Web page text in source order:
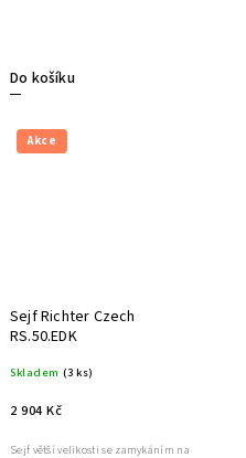
Do košíku
Akce
Sejf Richter Czech
RS.50.EDK
Skladem (3 ks)
2 904 Kč
Sejf větší velikosti se zamykáním na